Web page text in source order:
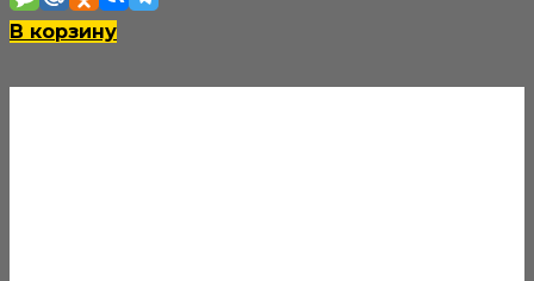
В корзину